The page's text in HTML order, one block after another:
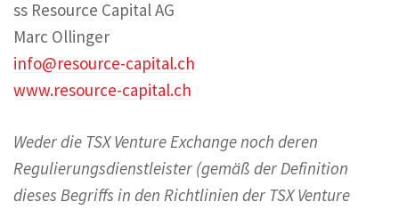
ss Resource Capital AG
Marc Ollinger
info@resource-capital.ch
www.resource-capital.ch
Weder die TSX Venture Exchange noch deren
Regulierungsdienstleister (gemäß der Definition
dieses Begriffs in den Richtlinien der TSX Venture